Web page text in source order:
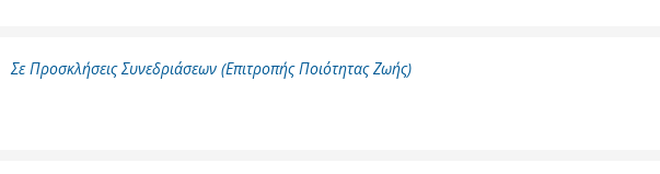
Σε Προσκλήσεις Συνεδριάσεων (Επιτροπής Ποιότητας Ζωής)